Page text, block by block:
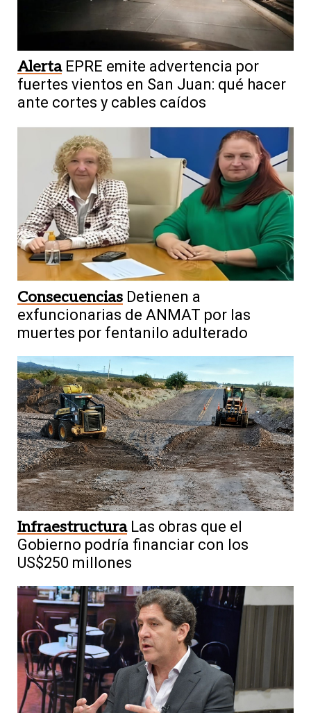
Alerta EPRE emite advertencia por
fuertes vientos en San Juan: qué hacer
ante cortes y cables caídos
Consecuencias Detienen a
exfuncionarias de ANMAT por las
muertes por fentanilo adulterado
Infraestructura Las obras que el
Gobierno podría financiar con los
US$250 millones